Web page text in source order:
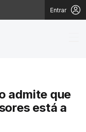
Entrar
admite que
está a